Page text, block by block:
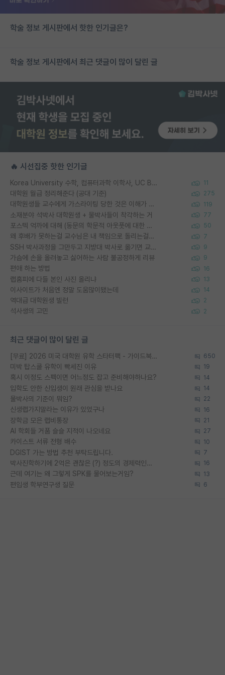
학술 정보 게시판에서 핫한 인기글은?
학술 정보 게시판에서 최근 댓글이 많이 달린 글
🔥 시선집중 핫한 인기글
Korea University 수학, 컴퓨터과학 이학사, UC Berkeley 산업공학 대학원 공학박사가 되는 것은 쉽지 않겠죠? 11
대학원 월급 정리해준다 (공대 기준) 275
대학원생들 교수에게 가스라이팅 당한 것은 이해가 갑니다. 안타깝네요. 119
소재분야 석박사 대학원생 + 물박사들이 착각하는 거 77
포스텍 억까에 대해 (동문의 학문적 아웃풋에 대한 반박) 50
왜 후배가 못하는걸 교수님은 내 책임으로 돌리는걸까요? 7
SSH 박사과정을 그만두고 지방대 박사로 옮기면 교수의 꿈은 끝일까요? 9
가슴에 손을 올려놓고 싫어하는 사람 불공정하게 리뷰 9
편애 하는 방법 16
랩홈피에 다들 본인 사진 올리냐 13
이사이트가 처음엔 정말 도움많이됐는데 14
역대급 대학원생 빌런 2
석사생의 고민 2
최근 댓글이 많이 달린 글
[무료] 2026 미국 대학원 유학 스타터팩 - 가이드북 & 합격자 컨택메일 템플릿 650
미박 탑스쿨 유학이 빡세진 이유 19
혹시 이정도 스펙이면 어느정도 잡고 준비해야하나요? 14
입학도 안한 신입생이 원래 관심을 받나요 14
물박사의 기준이 뭐임? 22
신생랩가지말라는 이유가 있었구나 16
장학금 모은 랩비통장 21
AI 학회들 거품 슬슬 지적이 나오네요 27
카이스트 서류 전형 배수 10
DGIST 가는 방법 추천 부탁드립니다. 7
박사진학하기에 2억은 괜찮은 (?) 정도의 경제력인가요 16
근데 여기는 왜 그렇게 SPK를 물어보는거임? 13
편입생 학부연구생 질문 6